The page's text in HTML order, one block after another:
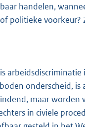
handelen,
politieke voorkeur?
onderscheid,
maar
in civiele